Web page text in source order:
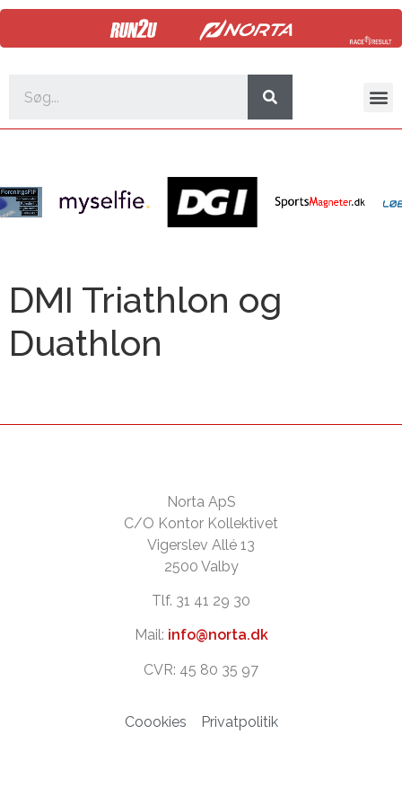
DMI Triathlon og
Duathlon
Norta ApS
C/O Kontor Kollektivet
Vigerslev Allé 13
2500 Valby
Tlf. 31 41 29 30
Mail: info@norta.dk
CVR: 45 80 35 97
Coookies Privatpolitik